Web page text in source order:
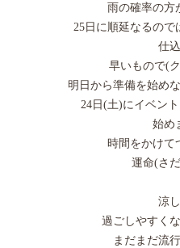
雨の確率の方
25日に順延なるの
仕
早いもので(
明日から準備を始め
24日(土)にイベン
始め
時間をかけて
運命(さ
涼
過ごしやすく
まだまだ流